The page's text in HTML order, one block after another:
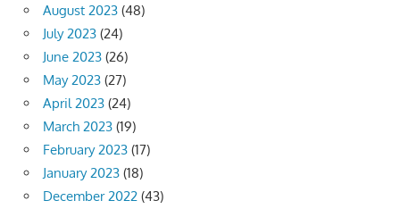
August 2023 (48)
July 2023 (24)
June 2023 (26)
May 2023 (27)
April 2023 (24)
March 2023 (19)
February 2023 (17)
January 2023 (18)
December 2022 (43)